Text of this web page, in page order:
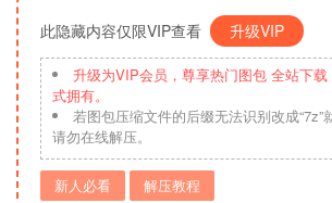
此隐藏内容仅限VIP查看 升级VIP
升级为VIP会员，尊享热门图包 全站下
式拥有。
若图包压缩文件的后缀无法识别改成“7z”
请勿在线解压。
新人必看 解压教程